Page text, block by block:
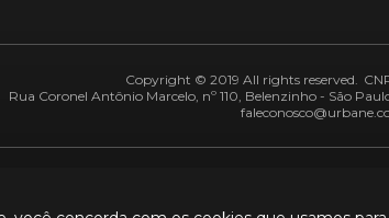
Copyright © 2019 All rights reserved.
Rua Coronel Antônio Marcelo, nº 110, Belenzinho - São